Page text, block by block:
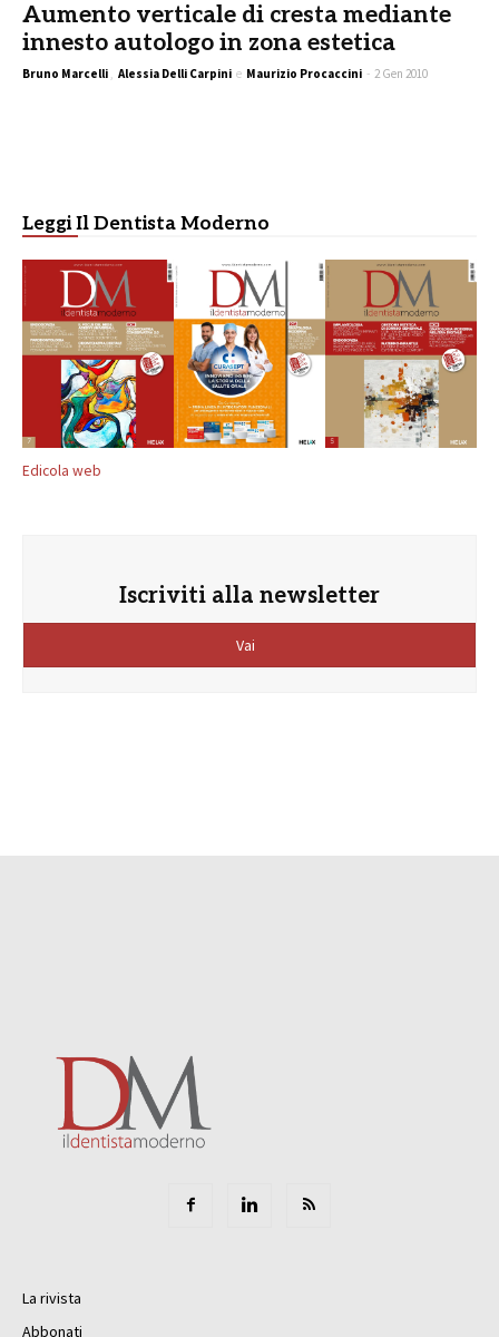
Aumento verticale di cresta mediante
innesto autologo in zona estetica
Bruno Marcelli , Alessia Delli Carpini e Maurizio Procaccini - 2 Gen 2010
Leggi Il Dentista Moderno
Edicola web
Iscriviti alla newsletter
Vai
La rivista
Abbonati